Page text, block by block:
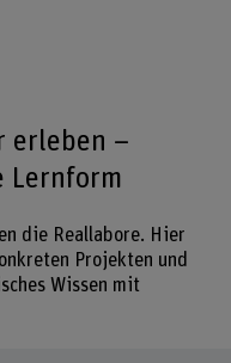
erleben –
Lernform
die Reallabore. Hier
Projekten und
Wissen mit